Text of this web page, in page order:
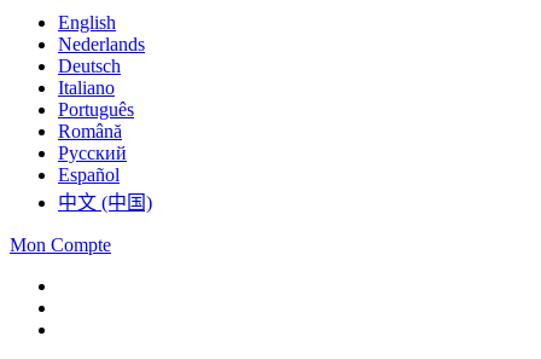
English
Nederlands
Deutsch
Italiano
Português
Română
Русский
Español
中文 (中国)
Mon Compte